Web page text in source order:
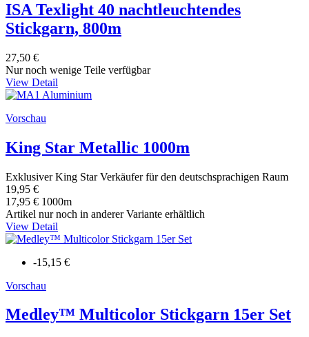
ISA Texlight 40 nachtleuchtendes
Stickgarn, 800m
27,50 €
Nur noch wenige Teile verfügbar
View Detail
Vorschau
King Star Metallic 1000m
Exklusiver King Star Verkäufer für den deutschsprachigen Raum
19,95 €
17,95 € 1000m
Artikel nur noch in anderer Variante erhältlich
View Detail
-15,15 €
Vorschau
Medley™ Multicolor Stickgarn 15er Set